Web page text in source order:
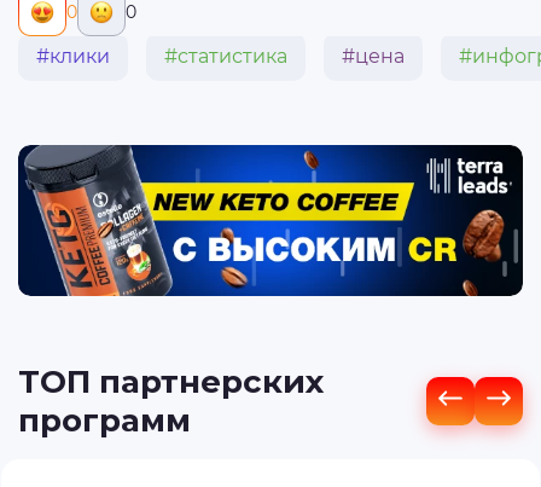
0 0
#клики #статистика #цена
ТОП партнерских
программ